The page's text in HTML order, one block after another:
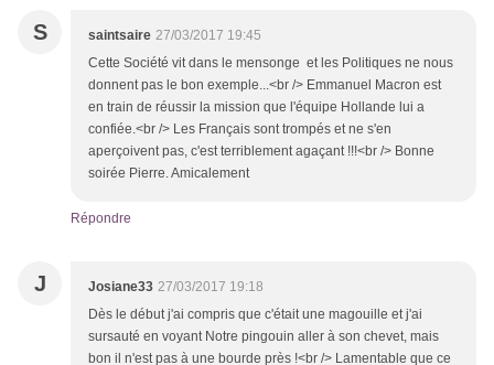
S saintsaire 27/03/2017 19:45
Cette Société vit dans le mensonge et les Politiques ne nous
donnent pas le bon exemple...<br /> Emmanuel Macron est
en train de réussir la mission que l'équipe Hollande lui a
confiée.<br /> Les Français sont trompés et ne s'en
aperçoivent pas, c'est terriblement agaçant !!!<br /> Bonne
soirée Pierre. Amicalement
Répondre
J Josiane33 27/03/2017 19:18
Dès le début j'ai compris que c'était une magouille et j'ai
sursauté en voyant Notre pingouin aller à son chevet, mais
bon il n'est pas à une bourde près !<br /> Lamentable que ce